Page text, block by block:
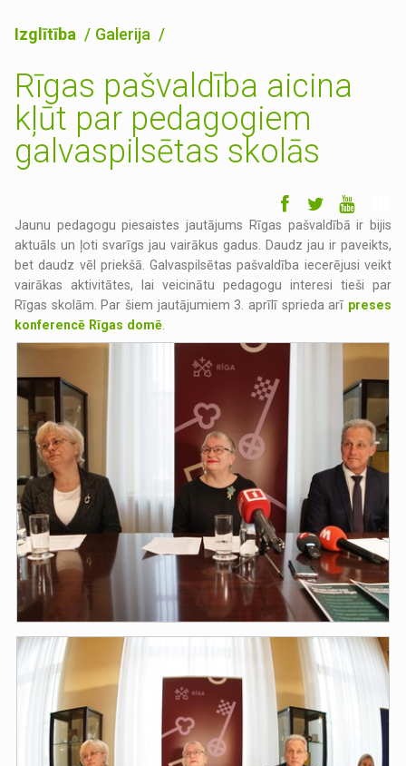
Izglītība Galerija
Rīgas pašvaldība aicina
kļūt par pedagogiem
galvaspilsētas skolās
Jaunu pedagogu piesaistes jautājums Rīgas pašvaldībā ir bijis
aktuāls un ļoti svarīgs jau vairākus gadus. Daudz jau ir paveikts,
bet daudz vēl priekšā. Galvaspilsētas pašvaldība iecerējusi veikt
vairākas aktivitātes, lai veicinātu pedagogu interesi tieši par
Rīgas skolām. Par šiem jautājumiem 3. aprīlī sprieda arī preses
konferencē Rīgas domē